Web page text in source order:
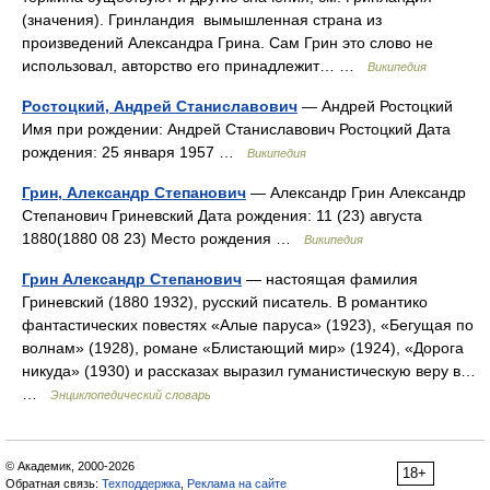
(значения). Гринландия вымышленная страна из
произведений Александра Грина. Сам Грин это слово не
использовал, авторство его принадлежит… …
Википедия
Ростоцкий, Андрей Станиславович — Андрей Ростоцкий
Имя при рождении: Андрей Станиславович Ростоцкий Дата
рождения: 25 января 1957 …
Википедия
Грин, Александр Степанович — Александр Грин Александр
Степанович Гриневский Дата рождения: 11 (23) августа
1880(1880 08 23) Место рождения …
Википедия
Грин Александр Степанович — настоящая фамилия
Гриневский (1880 1932), русский писатель. В романтико
фантастических повестях «Алые паруса» (1923), «Бегущая по
волнам» (1928), романе «Блистающий мир» (1924), «Дорога
никуда» (1930) и рассказах выразил гуманистическую веру в…
Энциклопедический словарь
18+
© Академик, 2000-2026
Обратная связь: Техподдержка Реклама на сайте